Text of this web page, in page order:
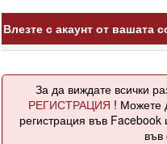
Влезте с акаунт от вашата
За да виждате всички
РЕГИСТРАЦИЯ ! Можете
регистрация във